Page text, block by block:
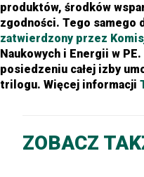
produktów, środków
zgodności. Tego samego
zatwierdzony przez
Naukowych i Energii w
posiedzeniu całej izby
trilogu. Więcej informacji
ZOBACZ